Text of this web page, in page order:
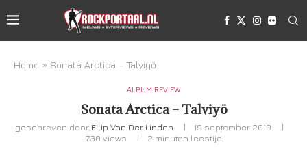
Home » Sonata Arctica – Talviyö
ALBUM REVIEW
Sonata Arctica – Talviyö
geschreven door Filip Van Der Linden
19 september 2019
730 views 2 minuten leestijd